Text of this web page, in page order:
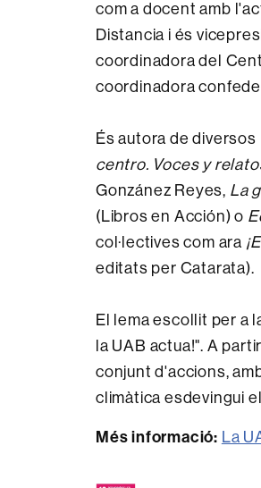
com a docent amb
Distancia i és
coordinadora del
coordinadora
És autora de
centro. Voces y
Gonzánez Reyes, La
(Libros en Acción) o
col·lectives com ara
editats per Catarata).
El lema escollit per a
la UAB actua!". A
conjunt d'accions,
climàtica esdevingui
Més informació: La